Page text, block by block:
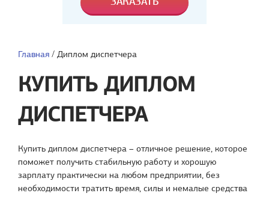
Главная / Диплом диспетчера
КУПИТЬ ДИПЛОМ
ДИСПЕТЧЕРА
Купить диплом диспетчера – отличное решение, которое
поможет получить стабильную работу и хорошую
зарплату практически на любом предприятии, без
необходимости тратить время, силы и немалые средства